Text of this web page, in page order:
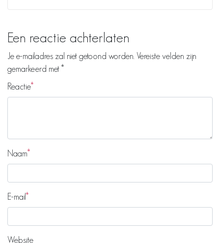
Een reactie achterlaten
Je e-mailadres zal niet getoond worden. Vereiste velden zijn
gemarkeerd met *
Reactie
Naam
E-mail
Website